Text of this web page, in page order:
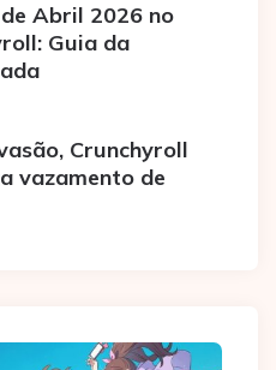
Abril 2026 no
Guia da
Crunchyroll
vazamento de